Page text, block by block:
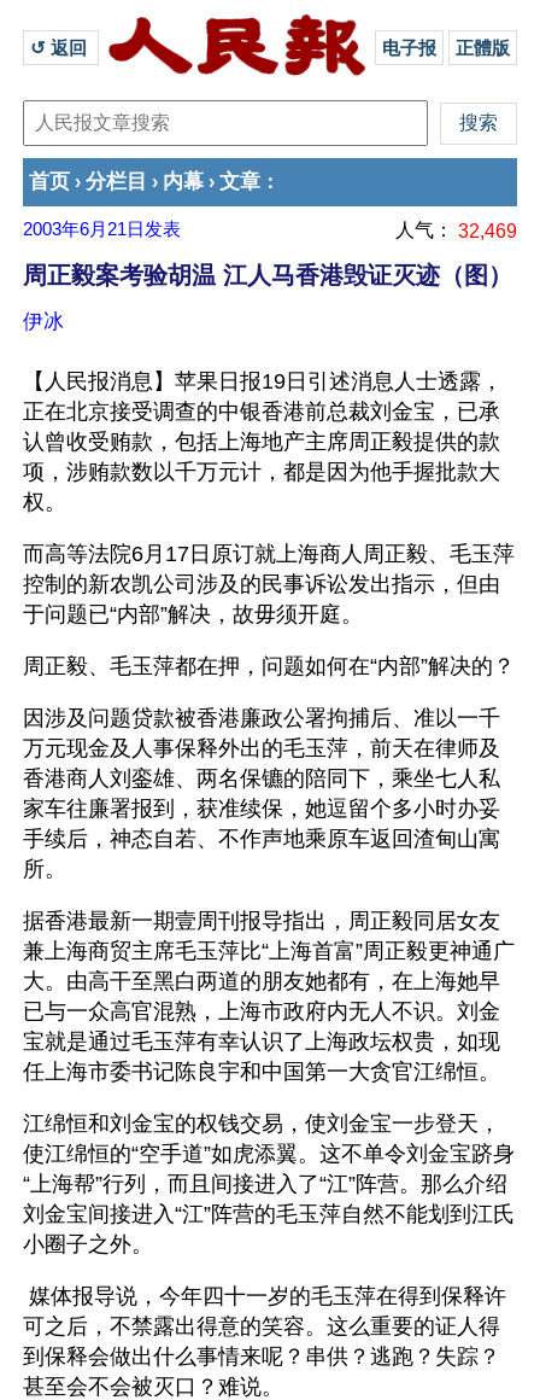
↺ 返回 电子报 正體版
首页 › 分栏目 › 内幕 › 文章 ：
2003年6月21日 发表 人气： 32,469
周正毅案考验胡温 江人马香港毁证灭迹（图）
伊冰
【人民报消息】苹果日报19日引述消息人士透露，
正在北京接受调查的中银香港前总裁刘金宝，已承
认曾收受贿款，包括上海地产主席周正毅提供的款
项，涉贿款数以千万元计，都是因为他手握批款大
权。
而高等法院6月17日原订就上海商人周正毅、毛玉萍
控制的新农凯公司涉及的民事诉讼发出指示，但由
于问题已“内部”解决，故毋须开庭。
周正毅、毛玉萍都在押，问题如何在“内部”解决的？
因涉及问题贷款被香港廉政公署拘捕后、准以一千
万元现金及人事保释外出的毛玉萍，前天在律师及
香港商人刘銮雄、两名保镳的陪同下，乘坐七人私
家车往廉署报到，获准续保，她逗留个多小时办妥
手续后，神态自若、不作声地乘原车返回渣甸山寓
所。
据香港最新一期壹周刊报导指出，周正毅同居女友
兼上海商贸主席毛玉萍比“上海首富”周正毅更神通广
大。由高干至黑白两道的朋友她都有，在上海她早
已与一众高官混熟，上海市政府内无人不识。刘金
宝就是通过毛玉萍有幸认识了上海政坛权贵，如现
任上海市委书记陈良宇和中国第一大贪官江绵恒。
江绵恒和刘金宝的权钱交易，使刘金宝一步登天，
使江绵恒的“空手道”如虎添翼。这不单令刘金宝跻身
“上海帮”行列，而且间接进入了“江”阵营。那么介绍
刘金宝间接进入“江”阵营的毛玉萍自然不能划到江氏
小圈子之外。
可之后，不禁露出得意的笑容。这么重要的证人得
到保释会做出什么事情来呢？串供？逃跑？失踪？
甚至会不会被灭口？难说。